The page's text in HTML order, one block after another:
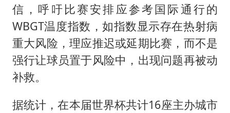
信，呼吁比赛安排应参考国际通行的
WBGT温度指数，如指数显示存在热射病
重大风险，理应推迟或延期比赛，而不是
强行让球员置于风险中，出现问题再被动
补救。
据统计，在本届世界杯共计16座主办城市